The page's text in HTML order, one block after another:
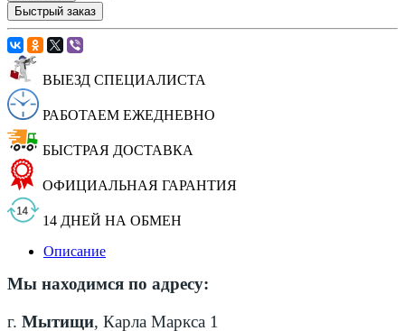
Быстрый заказ
ВЫЕЗД СПЕЦИАЛИСТА
РАБОТАЕМ ЕЖЕДНЕВНО
БЫСТРАЯ ДОСТАВКА
ОФИЦИАЛЬНАЯ ГАРАНТИЯ
14 ДНЕЙ НА ОБМЕН
Описание
Мы находимся по адресу:
г. Мытищи, Карла Маркса 1